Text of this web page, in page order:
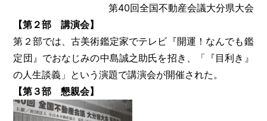
第40回全国不動産会議大分県大会
【第２部 講演会】
第２部では、古美術鑑定家でテレビ『開運！なんでも鑑
定団』でおなじみの中島誠之助氏を招き、「『目利き』
の人生談義」という演題で講演会が開催された。
【第３部 懇親会】